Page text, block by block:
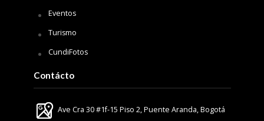
Eventos
Turismo
CundiFotos
Contácto
Ave Cra 30 #1f-15 Piso 2, Puente Aranda, Bogotá